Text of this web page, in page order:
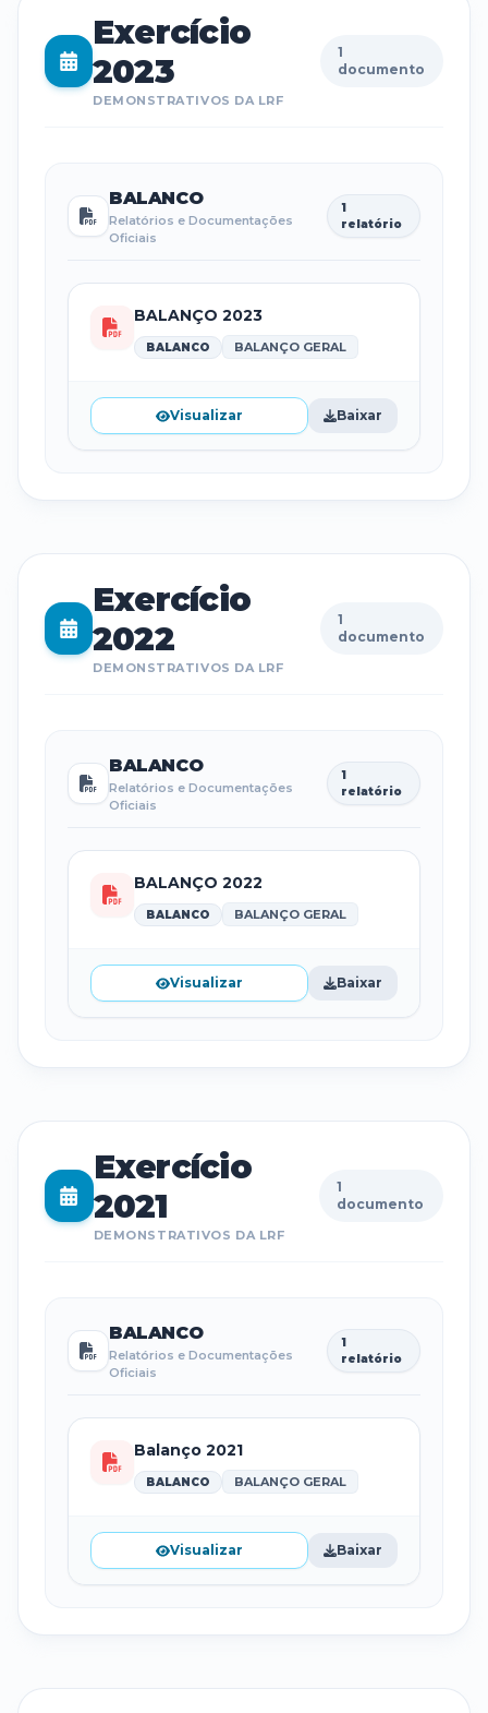
Exercício
2023
DEMONSTRATIVOS DA LRF
1
documento
BALANCO
Relatórios e Documentações
Oficiais
1
relatório
BALANÇO 2023
BALANCO BALANÇO GERAL
Visualizar Baixar
Exercício
2022
DEMONSTRATIVOS DA LRF
1
documento
BALANCO
Relatórios e Documentações
Oficiais
1
relatório
BALANÇO 2022
BALANCO BALANÇO GERAL
Visualizar Baixar
Exercício
2021
DEMONSTRATIVOS DA LRF
1
documento
BALANCO
Relatórios e Documentações
Oficiais
1
relatório
Balanço 2021
BALANCO BALANÇO GERAL
Visualizar Baixar